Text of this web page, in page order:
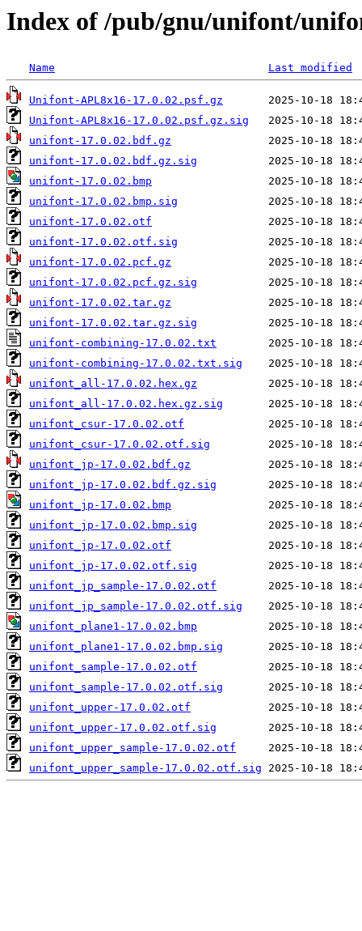
Index of /pub/gnu/unifont/
Name Last modified
Unifont-APL8x16-17.0.02.psf.gz
Unifont-APL8x16-17.0.02.psf.gz.sig
unifont-17.0.02.bdf.gz
unifont-17.0.02.bdf.gz.sig
unifont-17.0.02.bmp
unifont-17.0.02.bmp.sig
unifont-17.0.02.otf
unifont-17.0.02.otf.sig
unifont-17.0.02.pcf.gz
unifont-17.0.02.pcf.gz.sig
unifont-17.0.02.tar.gz
unifont-17.0.02.tar.gz.sig
unifont-combining-17.0.02.txt
unifont-combining-17.0.02.txt.sig
unifont_all-17.0.02.hex.gz
unifont_all-17.0.02.hex.gz.sig
unifont_csur-17.0.02.otf
unifont_csur-17.0.02.otf.sig
unifont_jp-17.0.02.bdf.gz
unifont_jp-17.0.02.bdf.gz.sig
unifont_jp-17.0.02.bmp
unifont_jp-17.0.02.bmp.sig
unifont_jp-17.0.02.otf
unifont_jp-17.0.02.otf.sig
unifont_jp_sample-17.0.02.otf
unifont_jp_sample-17.0.02.otf.sig
unifont_plane1-17.0.02.bmp
unifont_plane1-17.0.02.bmp.sig
unifont_sample-17.0.02.otf
unifont_sample-17.0.02.otf.sig
unifont_upper-17.0.02.otf
unifont_upper-17.0.02.otf.sig
unifont_upper_sample-17.0.02.otf
unifont_upper_sample-17.0.02.otf.sig